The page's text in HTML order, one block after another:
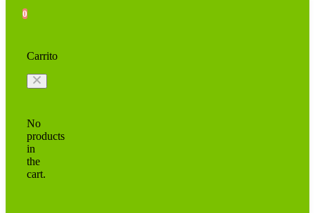
0
Carrito
No
products
in
the
cart.